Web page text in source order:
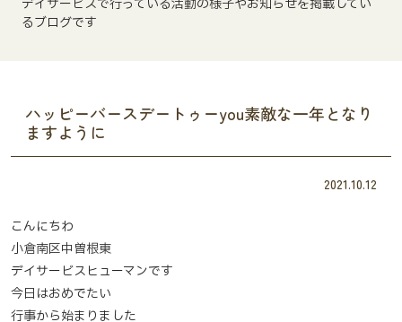
デイサービスで行っている活動の様子やお知らせを掲載してい
るブログです
ハッピーバースデートゥーyou素敵な一年となり
ますように
2021.10.12
こんにちわ
小倉南区中曽根東
デイサービスヒューマンです
今日はおめでたい
行事から始まりました